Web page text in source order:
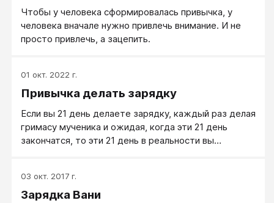
весёлый подъем и кто сделает зарядку и
обольётся водой, тот будет получать печенье
каждое утро после зарядки. На завтра была
детей, встали, под весёлые детские песенки (вот и
разогрелись, растёрлись, весело облились (воду
сделал не холодную), удивились что не очень-то и
холодно и довольные за завтраком лопали печенье.
Чтобы у человека сформировалась привычка, у
человека вначале нужно привлечь внимание. И не
просто привлечь, а зацепить.
01 окт. 2022 г.
Привычка делать зарядку
Если вы 21 день делаете зарядку, каждый раз делая
гримасу мученика и ожидая, когда эти 21 день
закончатся, то эти 21 день в реальности вы
закончится 21 день, вы делать зарядку, скорее
всего, не будете. А если вы 21 день собрались и
03 окт. 2017 г.
Зарядка Вани